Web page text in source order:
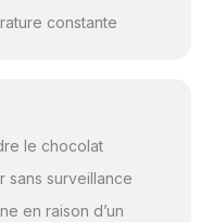
constante
le chocolat
surveillance
en raison d’un